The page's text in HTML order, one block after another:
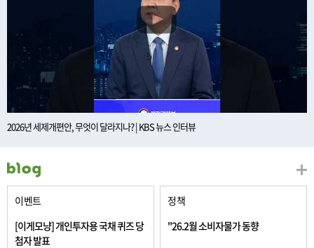
2026년 세제개편안, 무엇이 달라지나? | KBS 뉴스 인터뷰
이벤트
[이게모냥] 개인투자용 국채 퀴즈 당
첨자 발표
정책
"26.2월 소비자물가 동향